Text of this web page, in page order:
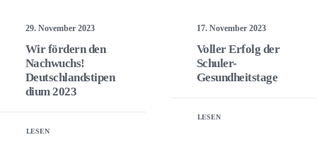
29. November 2023
Wir fördern den
Nachwuchs!
Deutschlandstipen
dium 2023
LESEN
17. November 2023
Voller Erfolg der
Schuler-
Gesundheitstage
LESEN